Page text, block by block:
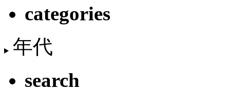
categories
年代
search